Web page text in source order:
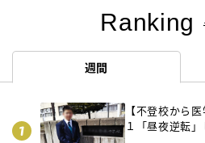
Ranking
週間
【不登校から
１「昼夜逆転